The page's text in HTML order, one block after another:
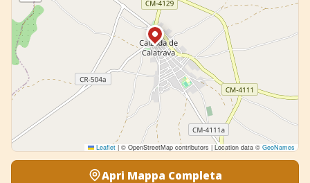
Leaflet | © OpenStreetMap contributors | Location data © GeoNames
Apri Mappa Completa